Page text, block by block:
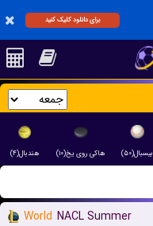
برای دانلود کلیک کنید
بیسبال(۵۰) هاکی روی یخ(۱۰) هندبال(۴)
World NACL Summer